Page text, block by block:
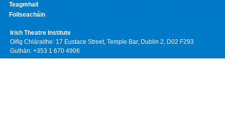
Teagmhail
Foilseacháin
Irish Theatre Institute
Oifig Chláraithe: 17 Eustace Street, Temple Bar, Dublin 2, D02 F293
Guthán: +353 1 670 4906